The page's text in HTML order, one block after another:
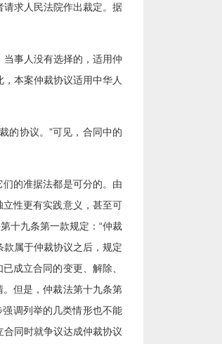
求人民法院作出裁定。据
事人没有选择的，适用仲
本案仲裁协议适用中华人
的协议。”可见，合同中的
的准据法都是可分的。由
性更有实践意义，甚至可
十九条第一款规定：“仲裁
属于仲裁协议之后，规定
成立合同的变更、解除、
但是，仲裁法第十九条第
调列举的几类情形也不能
同时就争议达成仲裁协议